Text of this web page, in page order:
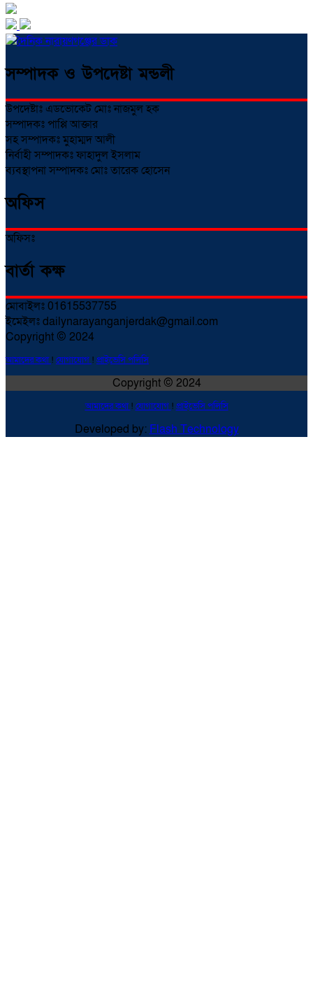
সম্পাদক ও উপদেষ্টা মন্ডলী
উপদেষ্টাঃ এডভোকেট মোঃ নাজমুল হক
সম্পাদকঃ পাপ্পি আক্তার
সহ সম্পাদকঃ মুহাম্মদ আলী
নির্বাহী সম্পাদকঃ ফাহাদুল ইসলাম
ব্যবস্থাপনা সম্পাদকঃ মোঃ তারেক হোসেন
অফিস
অফিসঃ
বার্তা কক্ষ
মোবাইলঃ 01615537755
ইমেইলঃ dailynarayanganjerdak@gmail.com
Copyright © 2024
আমাদের কথা! যোগাযোগ ! প্রাইভেসি পলিসি
Copyright © 2024
আমাদের কথা! যোগাযোগ ! প্রাইভেসি পলিসি
Developed by: Flash Technology